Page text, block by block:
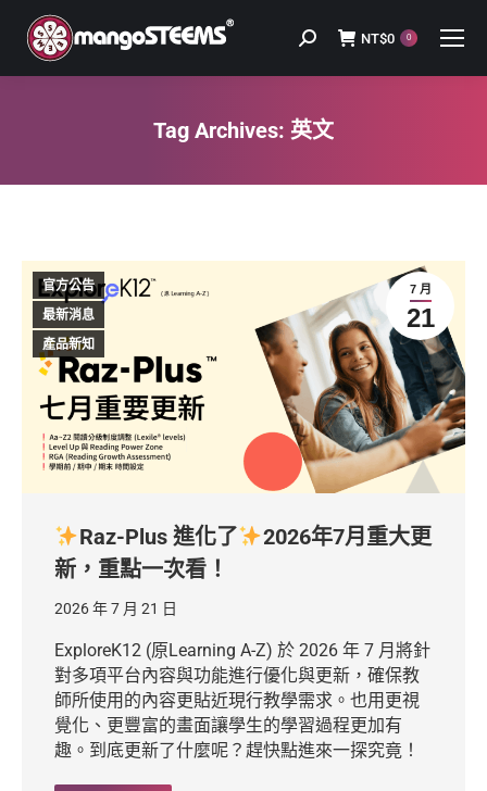
Search: NT$0 0
Tag Archives: 英文
7 月
21
官方公告
最新消息
產品新知
Raz-Plus 進化了
2026年7月重大更
新，重點一次看！
2026 年 7 月 21 日
ExploreK12 (原Learning A-Z) 於 2026 年 7 月將針
對多項平台內容與功能進行優化與更新，確保教
師所使用的內容更貼近現行教學需求。也用更視
覺化、更豐富的畫面讓學生的學習過程更加有
趣。到底更新了什麼呢？趕快點進來一探究竟！